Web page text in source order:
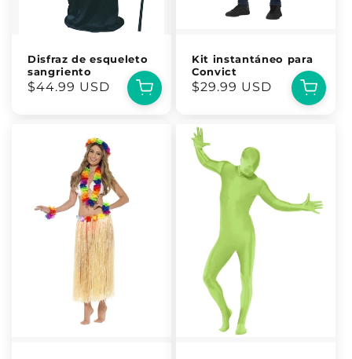
Disfraz de esqueleto
sangriento
Precio
$44.99 USD
Kit instantáneo para
Convict
Precio
$29.99 USD